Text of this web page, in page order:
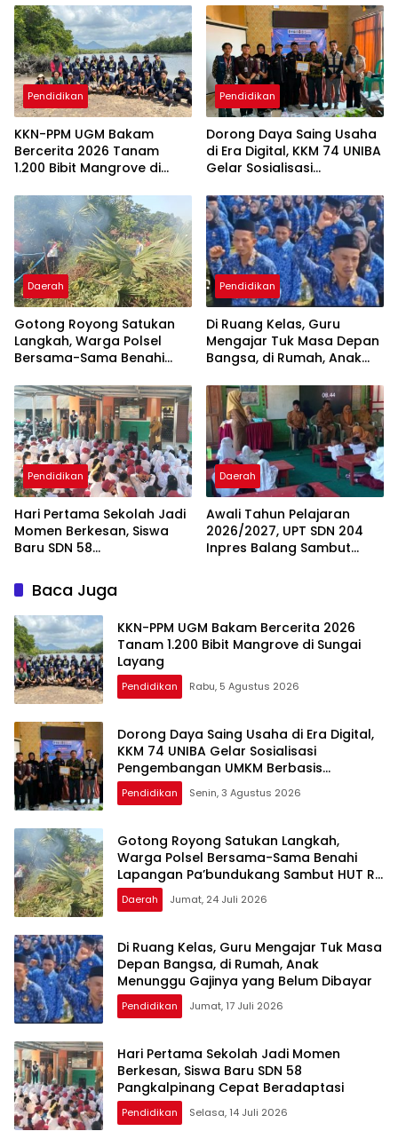
Pendidikan
KKN-PPM UGM Bakam
Bercerita 2026 Tanam
1.200 Bibit Mangrove di
Pendidikan
Dorong Daya Saing Usaha
di Era Digital, KKM 74 UNIBA
Gelar Sosialisasi
Berbasis
Technopreneurship
Daerah
Gotong Royong Satukan
Langkah, Warga Polsel
Bersama-Sama Benahi
Sambut HUT RI ke-81
Pendidikan
Di Ruang Kelas, Guru
Mengajar Tuk Masa Depan
Bangsa, di Rumah, Anak
Belum Dibayar
Pendidikan
Hari Pertama Sekolah Jadi
Momen Berkesan, Siswa
Baru SDN 58
Beradaptasi
Daerah
Awali Tahun Pelajaran
2026/2027, UPT SDN 204
Inpres Balang Sambut
Baca Juga
KKN-PPM UGM Bakam Bercerita 2026
Tanam 1.200 Bibit Mangrove di Sungai
Layang
Pendidikan Rabu, 5 Agustus 2026
Dorong Daya Saing Usaha di Era Digital,
KKM 74 UNIBA Gelar Sosialisasi
Pengembangan UMKM Berbasis
Technopreneurship
Pendidikan Senin, 3 Agustus 2026
Gotong Royong Satukan Langkah,
Warga Polsel Bersama-Sama Benahi
Lapangan Pa’bundukang Sambut HUT RI
ke-81
Daerah Jumat, 24 Juli 2026
Di Ruang Kelas, Guru Mengajar Tuk Masa
Depan Bangsa, di Rumah, Anak
Menunggu Gajinya yang Belum Dibayar
Pendidikan Jumat, 17 Juli 2026
Hari Pertama Sekolah Jadi Momen
Berkesan, Siswa Baru SDN 58
Pangkalpinang Cepat Beradaptasi
Pendidikan Selasa, 14 Juli 2026